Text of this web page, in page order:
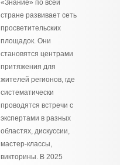
«Знание» по всей
стране развивает сеть
просветительских
площадок. Они
становятся центрами
притяжения для
жителей регионов, где
систематически
проводятся встречи с
экспертами в разных
областях, дискуссии,
мастер-классы,
викторины. В 2025